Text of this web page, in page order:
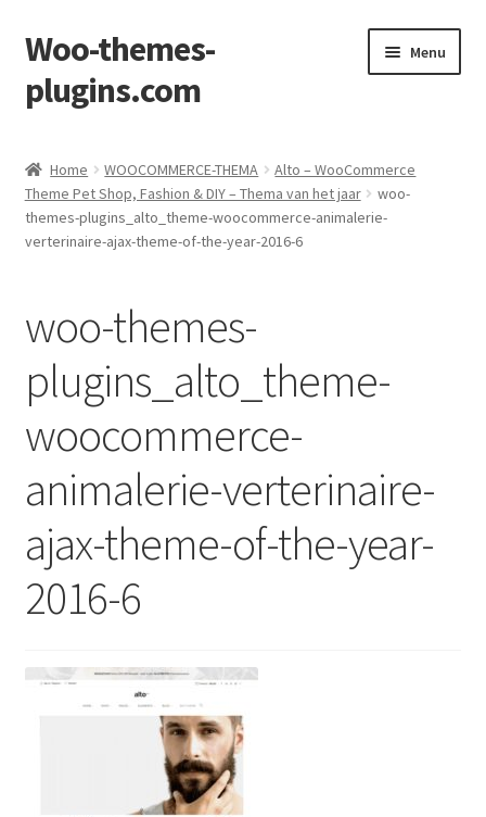
Skip
to
navigation
Skip
to
content
Woo-themes-
plugins.com
Menu
Home WOOCOMMERCE-THEMA
Alto – WooCommerce
Theme Pet Shop, Fashion & DIY – Thema van het jaar
woo-
themes-plugins_alto_theme-woocommerce-animalerie-
verterinaire-ajax-theme-of-the-year-2016-6
woo-themes-
plugins_alto_theme-
woocommerce-
animalerie-verterinaire-
ajax-theme-of-the-year-
2016-6